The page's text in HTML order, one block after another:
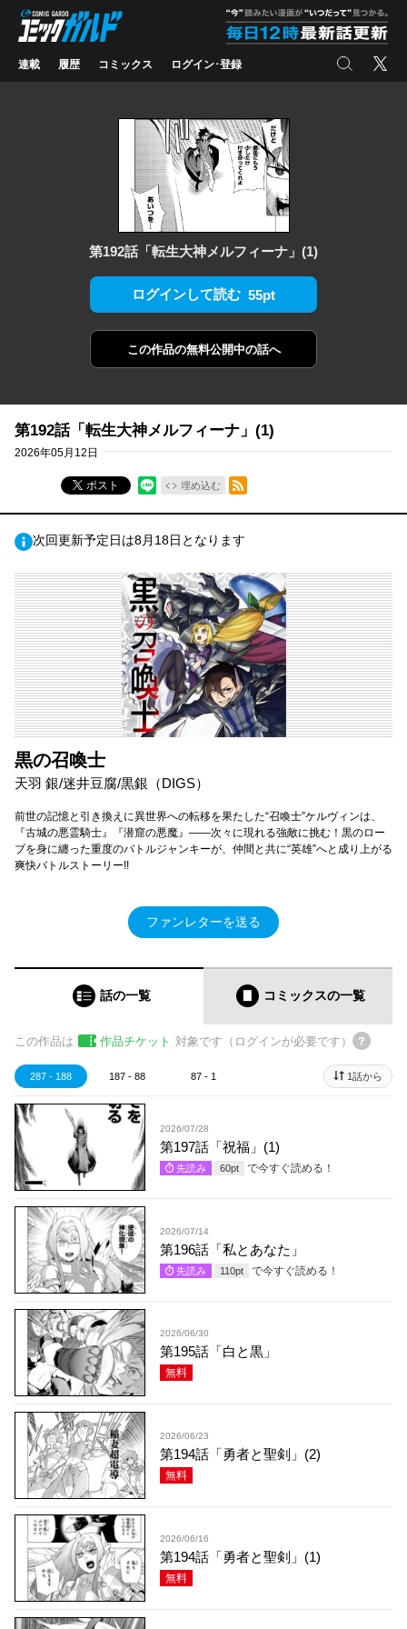
コミックガルド
連載 履歴 コミックス ログイン･登録 検索 X
第192話「転生大神メルフィーナ」(1)
ログインして読む 55pt
この作品の無料公開中の話へ
第192話「転生大神メルフィーナ」(1)
2026年05月12日
ポスト 埋め込む
RSSフィード
次回更新予定日は8月18日となります
黒の召喚士
天羽 銀/迷井豆腐/黒銀（DIGS）
前世の記憶と引き換えに異世界への転移を果たした“召喚士”ケルヴィンは、
『古城の悪霊騎士』『潜窟の悪魔』――次々に現れる強敵に挑む！黒のロー
ブを身に纏った重度のバトルジャンキーが、仲間と共に“英雄”へと成り上がる
爽快バトルストーリー!!
ファンレターを送る
話の一覧 コミックスの一覧
この作品は 作品チケット 対象です（ログインが必要です）
287 - 188 187 - 88 87 - 1 1話から
2026/07/28
第197話「祝福」(1)
先読み 60pt で今すぐ読める！
2026/07/14
第196話「私とあなた」
先読み 110pt で今すぐ読める！
2026/06/30
第195話「白と黒」
無料
2026/06/23
第194話「勇者と聖剣」(2)
無料
2026/06/16
第194話「勇者と聖剣」(1)
無料